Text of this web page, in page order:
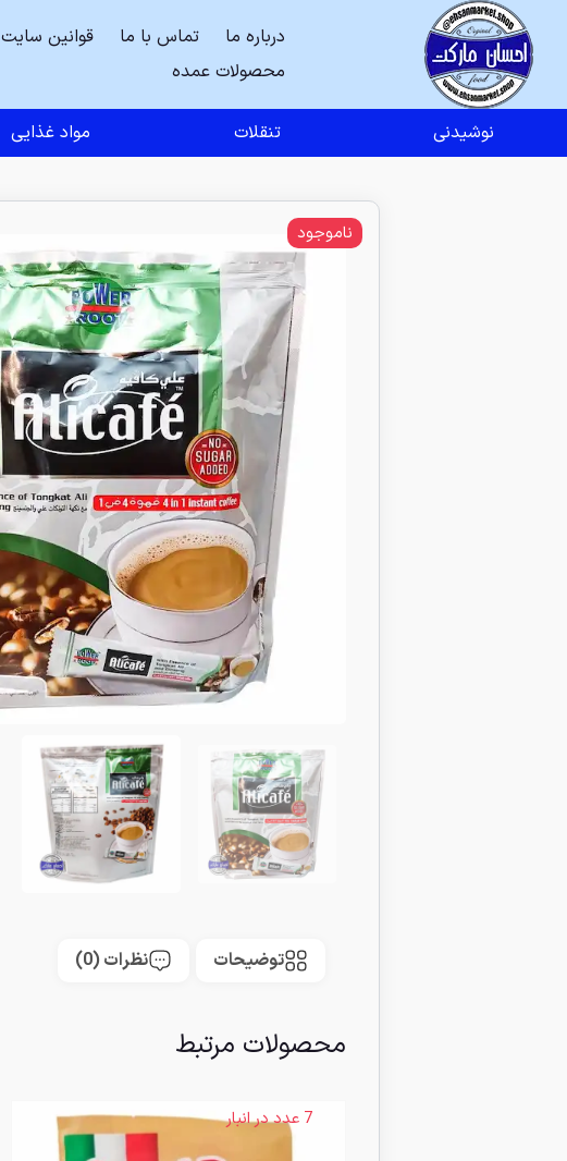
درباره ما تماس با ما قوانین سایت
محصولات عمده
نوشیدنی تنقلات مواد غذایی
ناموجود
توضیحات نظرات (0)
محصولات مرتبط
7 عدد در انبار